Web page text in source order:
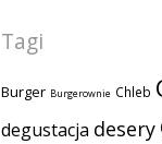
Tagi
Burger Burgerownie Chleb
degustacja desery